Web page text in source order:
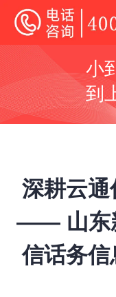
全国400电
400号码呼叫中心
同等号码，服务更优
全国400服务热线：
400-688-
小
到
深耕云
—— 山东
信话务信